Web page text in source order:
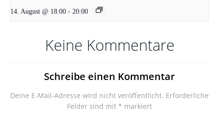
14. August @ 18:00 - 20:00
Keine Kommentare
Schreibe einen Kommentar
Deine E-Mail-Adresse wird nicht veröffentlicht. Erforderliche
Felder sind mit * markiert